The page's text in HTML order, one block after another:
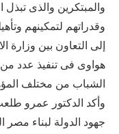
والمبتكرين والذى تبذل
وقدراتهم لتمكينهم
إلى التعاون بين وزارة
هواوى فى تنفيذ عدد من
الشباب من مختلف
وأكد الدكتور عمرو
جهود الدولة لبناء مصر